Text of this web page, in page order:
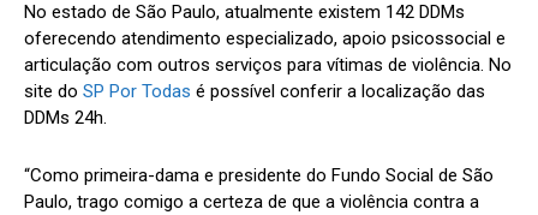
No estado de São Paulo, atualmente existem 142 DDMs
oferecendo atendimento especializado, apoio psicossocial e
articulação com outros serviços para vítimas de violência. No
site do SP Por Todas é possível conferir a localização das
DDMs 24h.
“Como primeira-dama e presidente do Fundo Social de São
Paulo, trago comigo a certeza de que a violência contra a